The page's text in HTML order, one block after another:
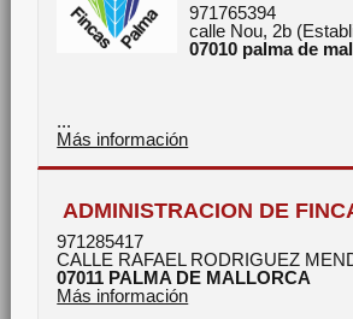
971765394
calle Nou, 2b
07010 palma de
...
Más información
ADMINISTRACION DE
971285417
CALLE RAFAEL RODRIGUEZ
07011 PALMA DE MALLORCA
Más información